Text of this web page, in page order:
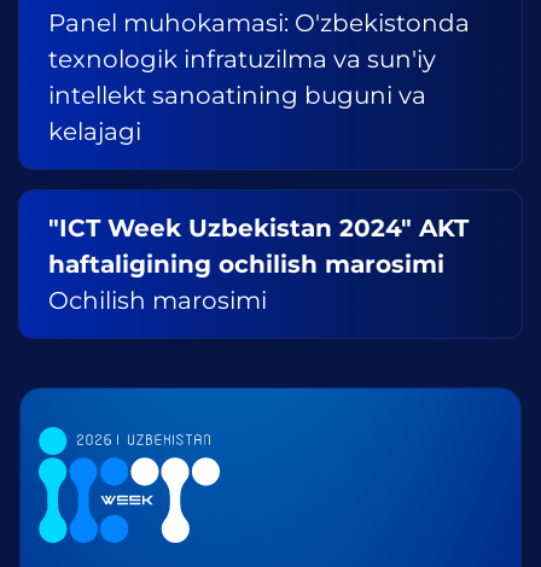
Panel muhokamasi: O'zbekistonda
texnologik infratuzilma va sun'iy
intellekt sanoatining buguni va
kelajagi
"ICT Week Uzbekistan 2024" AKT
haftaligining ochilish marosimi
Ochilish marosimi